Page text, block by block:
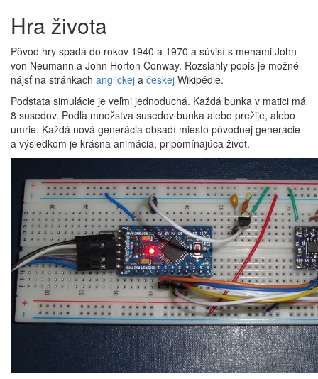
Hra života
Pôvod hry spadá do rokov 1940 a 1970 a súvisí s menami John
von Neumann a John Horton Conway. Rozsiahly popis je možné
nájsť na stránkach anglickej a českej Wikipédie.
Podstata simulácie je veľmi jednoduchá. Každá bunka v matici má
8 susedov. Podľa množstva susedov bunka alebo prežije, alebo
umrie. Každá nová generácia obsadí miesto pôvodnej generácie
a výsledkom je krásna animácia, pripomínajúca život.